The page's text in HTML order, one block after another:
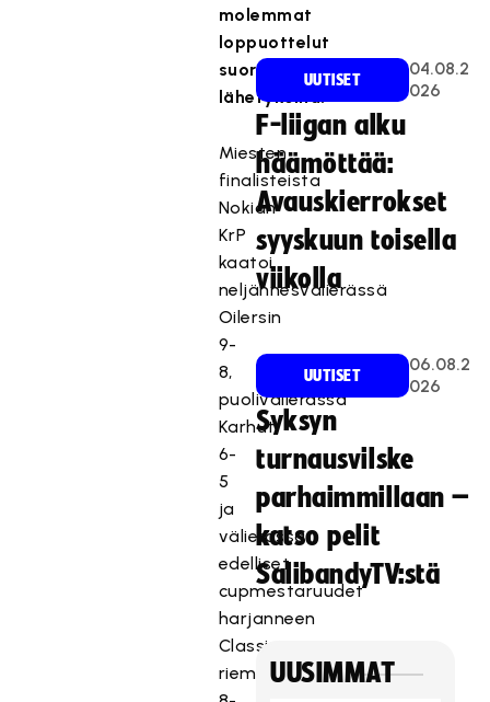
molemmat
loppuottelut
suorina
lähetyksinä.
Miesten
finalisteista
Nokian
KrP
kaatoi
neljännesvälierässä
Oilersin
9-
8,
puolivälierässä
Karhut
6-
5
ja
välierässä
edelliset
cupmestaruudet
harjanneen
Classicin
riemukkaasti
UUTISET
04.08.2
026
F-liigan alku
häämöttää:
Avauskierrokset
syyskuun toisella
viikolla
UUTISET
06.08.2
026
Syksyn
turnausvilske
parhaimmillaan –
katso pelit
SalibandyTV:stä
UUSIMMAT